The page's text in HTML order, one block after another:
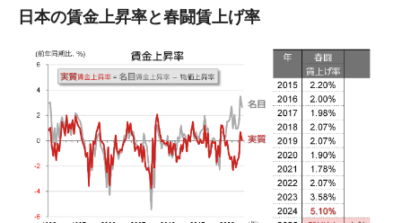
日本の賃金上昇率と春闘賃上げ率